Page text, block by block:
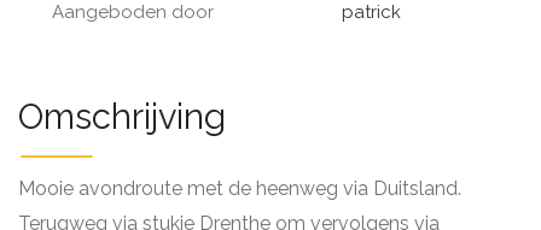
Aangeboden door patrick
Omschrijving
Mooie avondroute met de heenweg via Duitsland.
Terugweg via stukje Drenthe om vervolgens via